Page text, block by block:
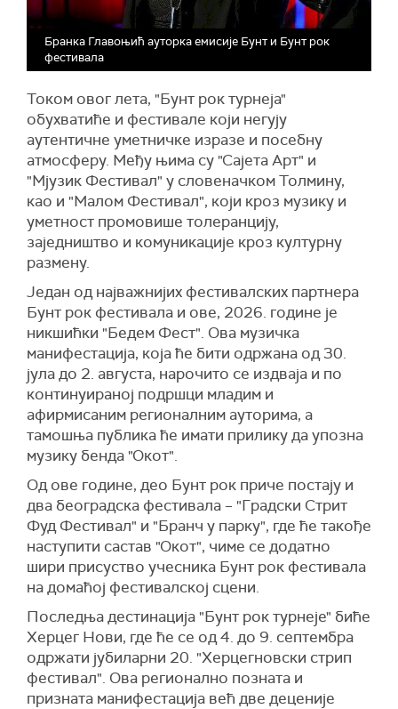
Бранка Главоњић ауторка емисије Бунт и Бунт рок
фестивала
Током овог лета, "Бунт рок турнеја"
обухватиће и фестивале који негују
аутентичне уметничке изразе и посебну
атмосферу. Међу њима су "Сајета Арт" и
"Мјузик Фестивал" у словеначком Толмину,
као и "Малом Фестивал", који кроз музику и
уметност промовише толеранцију,
заједништво и комуникације кроз културну
размену.
Један од најважнијих фестивалских партнера
Бунт рок фестивала и ове, 2026. године је
никшићки "Бедем Фест". Ова музичка
манифестација, која ће бити одржана од 30.
јула до 2. августа, нарочито се издваја и по
континуираној подршци младим и
афирмисаним регионалним ауторима, а
тамошња публика ће имати прилику да упозна
музику бенда "Окот".
Од ове године, део Бунт рок приче постају и
два београдска фестивала – "Градски Стрит
Фуд Фестивал" и "Бранч у парку", где ће такође
наступити састав "Окот", чиме се додатно
шири присуство учесника Бунт рок фестивала
на домаћој фестивалској сцени.
Последња дестинација "Бунт рок турнеје" биће
Херцег Нови, где ће се од 4. до 9. септембра
одржати јубиларни 20. "Херцегновски стрип
фестивал". Ова регионално позната и
призната манифестација већ две деценије